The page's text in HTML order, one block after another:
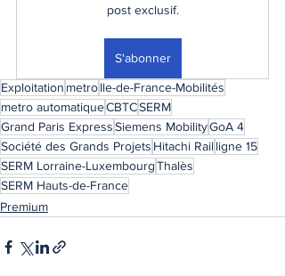
post exclusif.
S'abonner
Exploitation metroIle-de-France-Mobilités
metro automatiqueCBTCSERM
Grand Paris ExpressSiemens MobilityGoA 4
Société des Grands Projets Hitachi Rail ligne 15
SERM Lorraine-LuxembourgThalès
SERM Hauts-de-France
Premium